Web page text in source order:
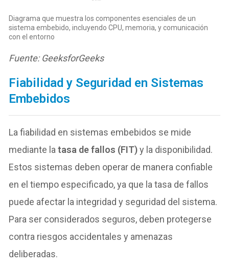
Diagrama que muestra los componentes esenciales de un
sistema embebido, incluyendo CPU, memoria, y comunicación
con el entorno
Fuente: GeeksforGeeks
Fiabilidad y Seguridad en Sistemas
Embebidos
La fiabilidad en sistemas embebidos se mide
mediante latasa de fallos (FIT)y la disponibilidad.
Estos sistemas deben operar de manera confiable
en el tiempo especificado, ya que la tasa de fallos
puede afectar la integridad y seguridad del sistema.
Para ser considerados seguros, deben protegerse
contra riesgos accidentales y amenazas
deliberadas.